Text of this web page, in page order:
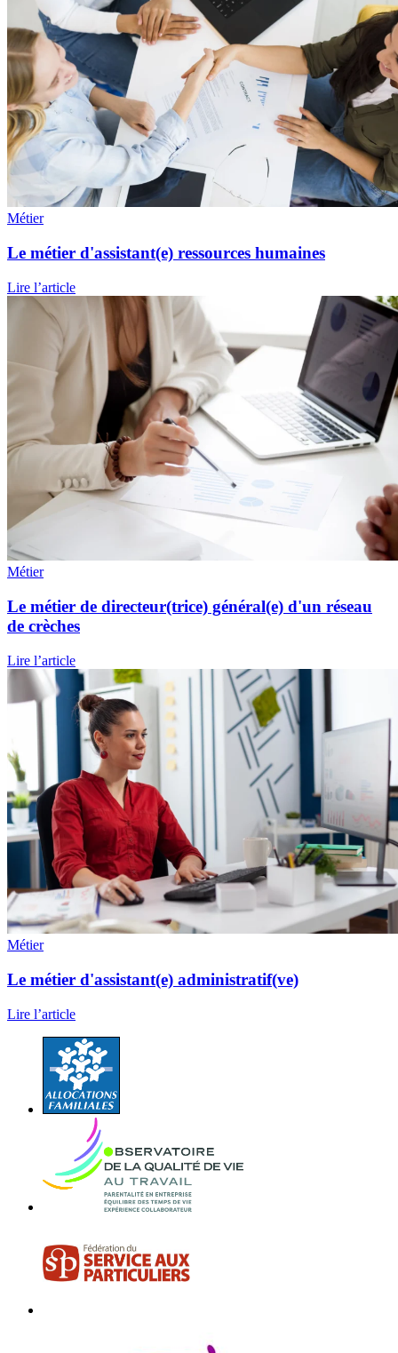
Métier
Le métier d'assistant(e) ressources humaines
Lire l’article
Métier
Le métier de directeur(trice) général(e) d'un réseau
de crèches
Lire l’article
Métier
Le métier d'assistant(e) administratif(ve)
Lire l’article